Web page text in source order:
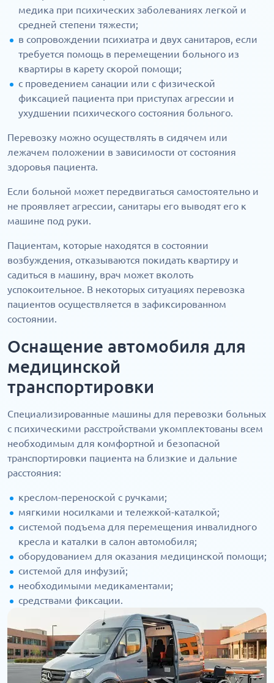
медика при психических заболеваниях легкой и
средней степени тяжести;
в сопровождении психиатра и двух санитаров, если
требуется помощь в перемещении больного из
квартиры в карету скорой помощи;
с проведением санации или с физической
фиксацией пациента при приступах агрессии и
ухудшении психического состояния больного.
Перевозку можно осуществлять в сидячем или
лежачем положении в зависимости от состояния
здоровья пациента.
Если больной может передвигаться самостоятельно и
не проявляет агрессии, санитары его выводят его к
машине под руки.
Пациентам, которые находятся в состоянии
возбуждения, отказываются покидать квартиру и
садиться в машину, врач может вколоть
успокоительное. В некоторых ситуациях перевозка
пациентов осуществляется в зафиксированном
состоянии.
Оснащение автомобиля для
медицинской
транспортировки
Специализированные машины для перевозки больных
с психическими расстройствами укомплектованы всем
необходимым для комфортной и безопасной
транспортировки пациента на близкие и дальние
расстояния:
креслом-переноской с ручками;
мягкими носилками и тележкой-каталкой;
системой подъема для перемещения инвалидного
кресла и каталки в салон автомобиля;
оборудованием для оказания медицинской помощи;
системой для инфузий;
необходимыми медикаментами;
средствами фиксации.